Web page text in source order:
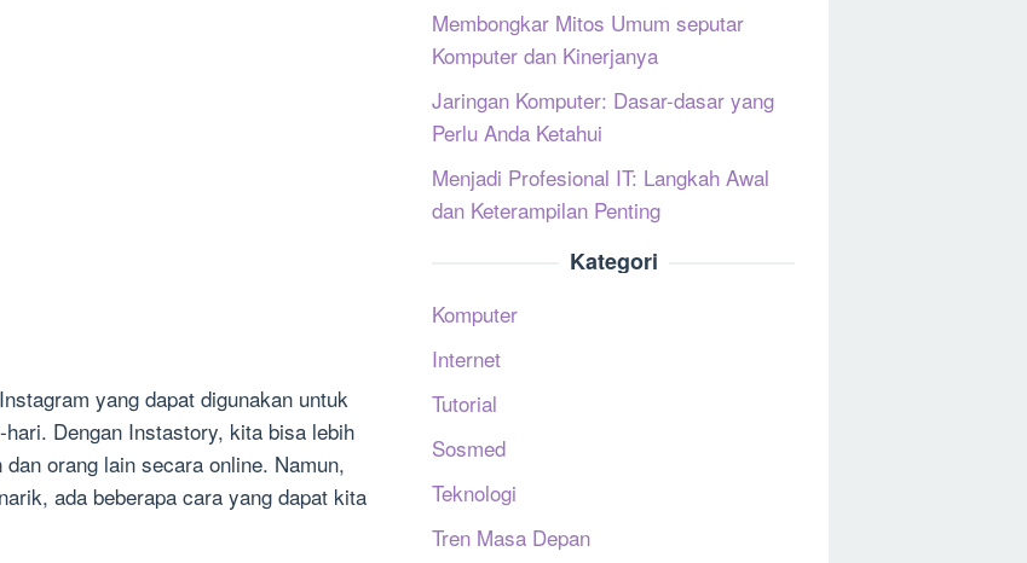
yang dapat digunakan untuk
Dengan Instastory, kita bisa lebih
orang lain secara online. Namun,
ada beberapa cara yang dapat kita
Membongkar Mitos Umum seputar
Komputer dan Kinerjanya
Jaringan Komputer: Dasar-dasar yang
Perlu Anda Ketahui
Menjadi Profesional IT: Langkah Awal
dan Keterampilan Penting
Kategori
Komputer
Internet
Tutorial
Sosmed
Teknologi
Tren Masa Depan